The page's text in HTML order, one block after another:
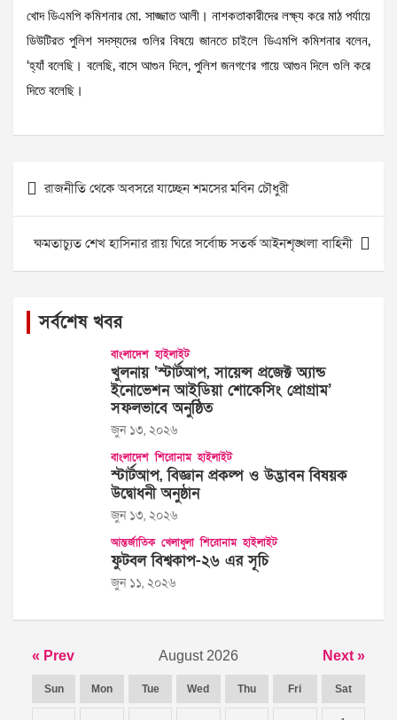
খোদ ডিএমপি কমিশনার মো. সাজ্জাত আলী। নাশকতাকারীদের লক্ষ্য করে মাঠ পর্যায়ে
ডিউটিরত পুলিশ সদস্যদের গুলির বিষয়ে জানতে চাইলে ডিএমপি কমিশনার বলেন,
‘হ্যাঁ বলেছি। বলেছি, বাসে আগুন দিলে, পুলিশ জনগণের গায়ে আগুন দিলে গুলি করে
দিতে বলেছি।
Post
navigation
রাজনীতি থেকে অবসরে যাচ্ছেন শমসের মবিন চৌধুরী
ক্ষমতাচ্যুত শেখ হাসিনার রায় ঘিরে সর্বোচ্চ সতর্ক আইনশৃঙ্খলা বাহিনী
সর্বশেষ খবর
বাংলাদেশ হাইলাইট
খুলনায় ‘স্টার্টআপ, সায়েন্স প্রজেক্ট অ্যান্ড
ইনোভেশন আইডিয়া শোকেসিং প্রোগ্রাম’
সফলভাবে অনুষ্ঠিত
জুন ১৩, ২০২৬
বাংলাদেশ শিরোনাম হাইলাইট
স্টার্টআপ, বিজ্ঞান প্রকল্প ও উদ্ভাবন বিষয়ক
উদ্বোধনী অনুষ্ঠান
জুন ১৩, ২০২৬
আন্তর্জাতিক খেলাধুলা শিরোনাম হাইলাইট
ফুটবল বিশ্বকাপ-২৬ এর সূচি
জুন ১১, ২০২৬
« Prev August 2026 Next »
Sun Mon Tue Wed Thu Fri Sat